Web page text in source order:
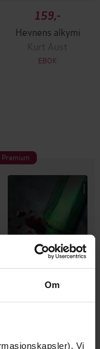
Om
Vi
159,-
Hevnens alkymi
Kurt Aust
EBOK
Premium